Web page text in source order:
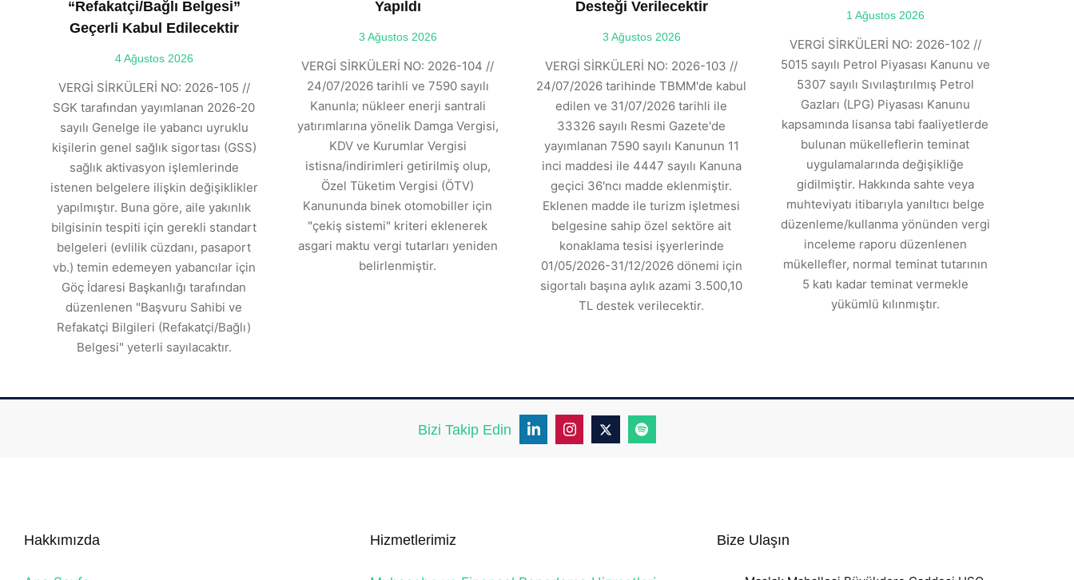
“Refakatçi/Bağlı Belgesi”
Geçerli Kabul Edilecektir
4 Ağustos 2026
VERGİ SİRKÜLERİ NO: 2026-105 //
SGK tarafından yayımlanan 2026-20
sayılı Genelge ile yabancı uyruklu
kişilerin genel sağlık sigortası (GSS)
sağlık aktivasyon işlemlerinde
istenen belgelere ilişkin değişiklikler
yapılmıştır. Buna göre, aile yakınlık
bilgisinin tespiti için gerekli standart
belgeleri (evlilik cüzdanı, pasaport
vb.) temin edemeyen yabancılar için
Göç İdaresi Başkanlığı tarafından
düzenlenen "Başvuru Sahibi ve
Refakatçi Bilgileri (Refakatçi/Bağlı)
Belgesi" yeterli sayılacaktır.
Yapıldı
3 Ağustos 2026
VERGİ SİRKÜLERİ NO: 2026-104 //
24/07/2026 tarihli ve 7590 sayılı
Kanunla; nükleer enerji santrali
yatırımlarına yönelik Damga Vergisi,
KDV ve Kurumlar Vergisi
istisna/indirimleri getirilmiş olup,
Özel Tüketim Vergisi (ÖTV)
Kanununda binek otomobiller için
"çekiş sistemi" kriteri eklenerek
asgari maktu vergi tutarları yeniden
belirlenmiştir.
Desteği Verilecektir
3 Ağustos 2026
VERGİ SİRKÜLERİ NO: 2026-103 //
24/07/2026 tarihinde TBMM'de kabul
edilen ve 31/07/2026 tarihli ile
33326 sayılı Resmi Gazete'de
yayımlanan 7590 sayılı Kanunun 11
inci maddesi ile 4447 sayılı Kanuna
geçici 36'ncı madde eklenmiştir.
Eklenen madde ile turizm işletmesi
belgesine sahip özel sektöre ait
konaklama tesisi işyerlerinde
01/05/2026-31/12/2026 dönemi için
sigortalı başına aylık azami 3.500,10
TL destek verilecektir.
1 Ağustos 2026
VERGİ SİRKÜLERİ NO: 2026-102 //
5015 sayılı Petrol Piyasası Kanunu ve
5307 sayılı Sıvılaştırılmış Petrol
Gazları (LPG) Piyasası Kanunu
kapsamında lisansa tabi faaliyetlerde
bulunan mükelleflerin teminat
uygulamalarında değişikliğe
gidilmiştir. Hakkında sahte veya
muhteviyatı itibarıyla yanıltıcı belge
düzenleme/kullanma yönünden vergi
inceleme raporu düzenlenen
mükellefler, normal teminat tutarının
5 katı kadar teminat vermekle
yükümlü kılınmıştır.
Bizi Takip Edin
Hakkımızda Hizmetlerimiz Bize Ulaşın